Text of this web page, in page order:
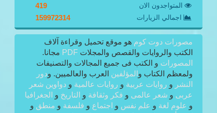
المتواجدون الان 419
اجمالي الزيارات 159972314
مصورات دوت كوم هو موقع تحميل وقراءة آلاف
الكتب والروايات والقصص والمجلات PDF مجانا.
المصورات و الكتب فى جميع المجالات والتصنيفات
ولمعظم الكتاب و المؤلفين العرب والعالميين. ودور
النشر و روايات عربية و روايات عالمية و دواوين شعر
عربى و شعر عالمى و فكر وثقافة و التاريخ و الجغرافيا
و علوم لغة و علم نفس و اجتماع و فلسفة و منطق و